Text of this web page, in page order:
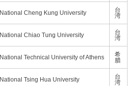
National Cheng Kung University
台
湾
National Chiao Tung University
台
湾
National Technical University of Athens
希
腊
National Tsing Hua University
台
湾